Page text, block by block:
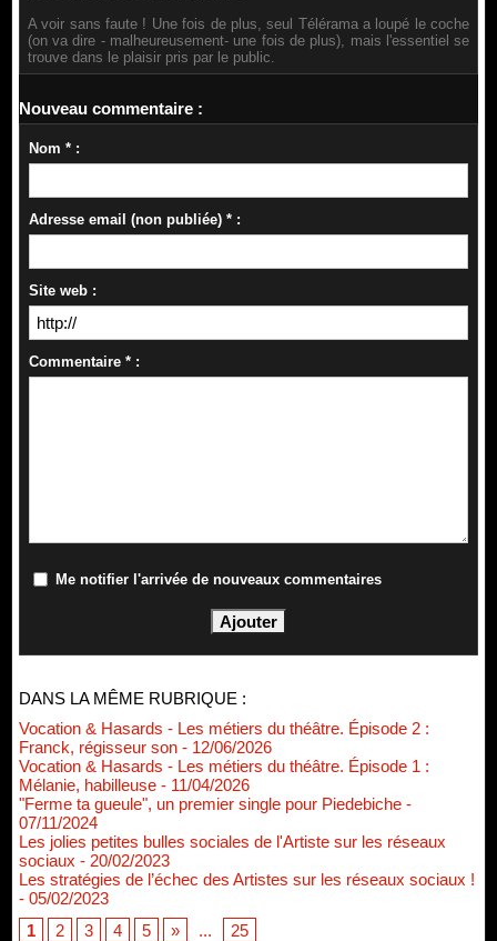
A voir sans faute ! Une fois de plus, seul Télérama a loupé le coche
(on va dire - malheureusement- une fois de plus), mais l'essentiel se
trouve dans le plaisir pris par le public.
Nouveau commentaire :
Nom * :
Adresse email (non publiée) * :
Site web :
Commentaire * :
Me notifier l'arrivée de nouveaux commentaires
DANS LA MÊME RUBRIQUE :
Vocation & Hasards - Les métiers du théâtre. Épisode 2 :
Franck, régisseur son - 12/06/2026
Vocation & Hasards - Les métiers du théâtre. Épisode 1 :
Mélanie, habilleuse - 11/04/2026
"Ferme ta gueule", un premier single pour Piedebiche -
07/11/2024
Les jolies petites bulles sociales de l'Artiste sur les réseaux
sociaux - 20/02/2023
Les stratégies de l’échec des Artistes sur les réseaux sociaux !
- 05/02/2023
1
2 3 4 5 » ... 25